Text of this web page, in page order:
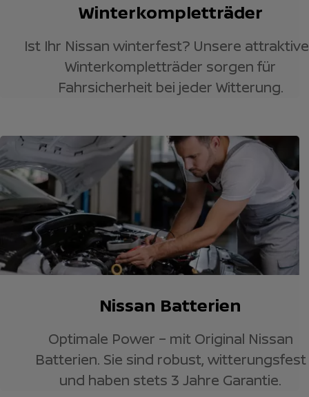
Winterkompletträder
Ist Ihr Nissan winterfest? Unsere
Winterkompletträder sorgen für
Fahrsicherheit bei jeder Witterung.
Nissan Batterien
Optimale Power – mit Original Nissan
Batterien. Sie sind robust, witterungsfest
und haben stets 3 Jahre Garantie.